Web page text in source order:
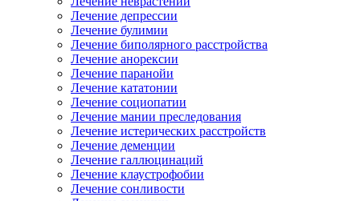
Лечение депрессии
Лечение булимии
Лечение биполярного расстройства
Лечение анорексии
Лечение паранойи
Лечение кататонии
Лечение социопатии
Лечение мании преследования
Лечение истерических расстройств
Лечение деменции
Лечение галлюцинаций
Лечение клаустрофобии
Лечение сонливости